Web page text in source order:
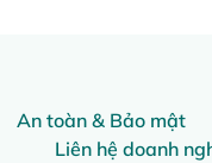
An toàn & Bảo mật
Liên hệ doanh